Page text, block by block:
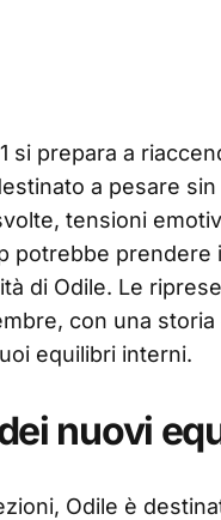
si prepara a
a pesare
tensioni
potrebbe prendere
di Odile. Le
con una
equilibri interni.
nuovi
Odile è